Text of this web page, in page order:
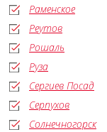
Раменское
Реутов
Рошаль
Руза
Сергиев Посад
Серпухов
Солнечногорск